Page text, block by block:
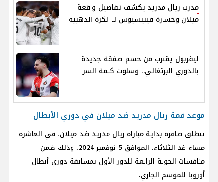
مدرب ريال مدريد يكشف تفاصيل واقعة
ميلان وخسارة فينيسيوس لـ الكرة الذهبية
ليفربول يقترب من حسم صفقة جديدة
بالدوري البرتغالي.. وسلوت كلمة السر
موعد قمة ريال مدريد ضد ميلان في دوري الأبطال
تنطلق صافرة بداية مباراة ريال مدريد ضد ميلان، في العاشرة
مساء غد الثلاثاء، الموافق 5 نوفمبر 2024، وذلك ضمن
منافسات الجولة الرابعة للدور الأول بمسابقة دوري أبطال
أوروبا للموسم الجاري.